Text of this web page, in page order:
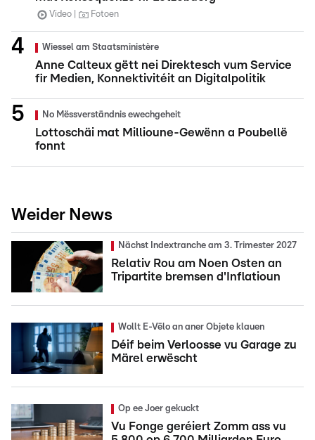
Video Fotoen
Wiessel am Staatsministère
Anne Calteux gëtt nei Direktesch vum Service
fir Medien, Konnektivitéit an Digitalpolitik
No Mëssverständnis ewechgeheit
Lottoschäi mat Millioune-Gewënn a Poubellë
fonnt
Weider News
Nächst Indextranche am 3. Trimester 2027
Relativ Rou am Noen Osten an
Tripartite bremsen d'Inflatioun
Wollt E-Vëlo an aner Objete klauen
Déif beim Verloosse vu Garage zu
Märel erwëscht
Op ee Joer gekuckt
Vu Fonge geréiert Zomm ass vu